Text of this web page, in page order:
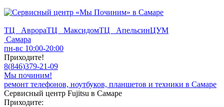
ТЦ АврораТЦ МаксидомТЦ АпельсинЦУМ
Самара
пн-вс 10:00-20:00
Приходите!
8(846)379-21-09
Мы починим!
ремонт телефонов, ноутбуков, планшетов и техники в Самаре
Сервисный центр Fujitsu в Самаре
Приходите: